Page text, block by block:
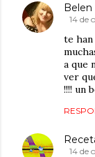
Belen
14 de
te
a que
ver
!!!! un
14 de